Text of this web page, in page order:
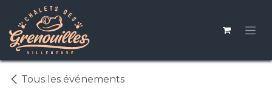
Se rendre au contenu
Tous les événements